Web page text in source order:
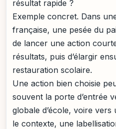
résultat rapide ?
Exemple concret. Dans
française, une pesée du
de lancer une action
résultats, puis d’élargir
restauration scolaire.
Une action bien choisie
souvent la porte d’entrée
globale d’école, voire
le contexte, une